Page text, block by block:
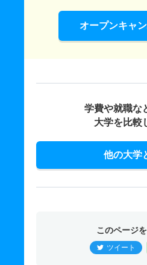
オープンキャ
学費や就職な
大学を比較
他の大学
このページ
ツイート